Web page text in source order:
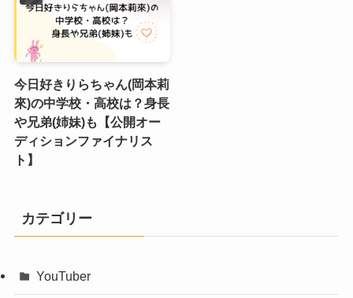
今日好きりらちゃん(岡本莉
來)の中学校・高校は？身長
や兄弟(姉妹)も【公開オー
ディションファイナリス
ト】
カテゴリー
YouTuber